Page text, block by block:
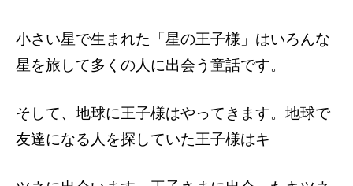
小さい星で生まれた「星の王子様」はいろんな
星を旅して多くの人に出会う童話です。
そして、地球に王子様はやってきます。 地球で
友達になる人を探していた王子様はキ